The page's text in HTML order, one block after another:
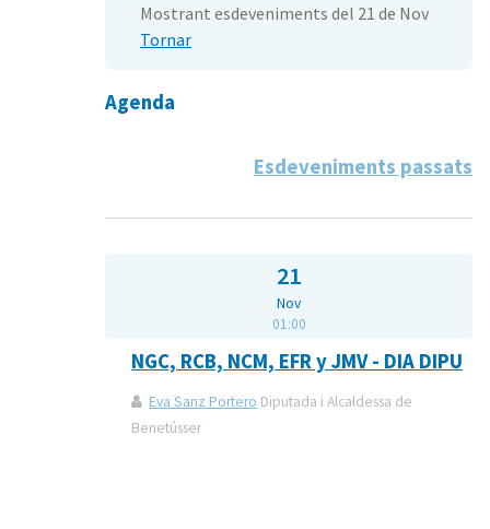
Mostrant esdeveniments del 21 de Nov
Tornar
Agenda
Esdeveniments passats
21
Nov
01:00
NGC, RCB, NCM, EFR y JMV - DIA DIPU
Eva Sanz Portero Diputada i Alcaldessa de
Benetússer